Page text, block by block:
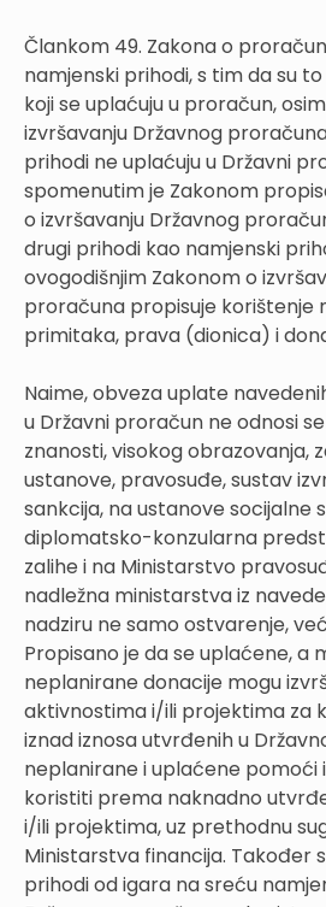
Člankom 49. Zakona o
namjenski prihodi, s tim da su
koji se uplaćuju u proračun,
izvršavanju Državnog
prihodi ne uplaćuju u Državni
spomenutim je Zakonom
o izvršavanju Državnog
drugi prihodi kao namjenski
ovogodišnjim Zakonom o
proračuna propisuje korištenje
primitaka, prava (dionica) i
Naime, obveza uplate
u Državni proračun ne odnosi
znanosti, visokog obrazovanja,
ustanove, pravosuđe, sustav
sankcija, na ustanove socijalne
diplomatsko-konzularna
zalihe i na Ministarstvo
nadležna ministarstva iz
nadziru ne samo ostvarenje,
Propisano je da se uplaćene, a
neplanirane donacije mogu
aktivnostima i/ili projektima za
iznad iznosa utvrđenih u
neplanirane i uplaćene pomoći
koristiti prema naknadno
i/ili projektima, uz prethodnu
Ministarstva financija. Također
prihodi od igara na sreću